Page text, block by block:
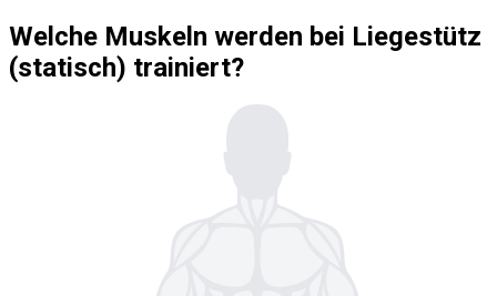
Welche Muskeln werden bei Liegestütz
(statisch) trainiert?